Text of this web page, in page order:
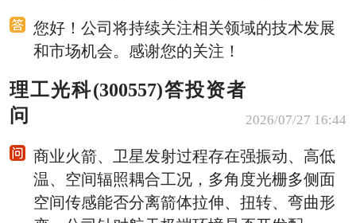
您好！公司将持续关注相关领域的技术发展
和市场机会。感谢您的关注！
理工光科(300557)答投资者
问
2026/07/27 16:44
商业火箭、卫星发射过程存在强振动、高低
温、空间辐照耦合工况，多角度光栅多侧面
空间传感能否分离箭体拉伸、扭转、弯曲形